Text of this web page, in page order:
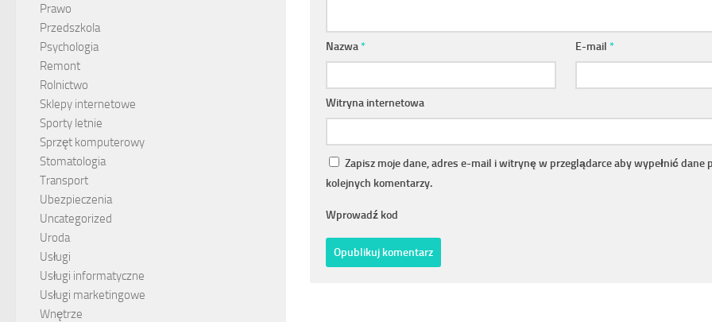
Nazwa* E-mail*
Witryna internetowa
Zapisz moje dane, adres e-mail i witrynę w przeglądarce aby wypełnić dane
kolejnych komentarzy.
Wprowadź kod
Prawo
Przedszkola
Psychologia
Remont
Rolnictwo
Sklepy internetowe
Sporty letnie
Sprzęt komputerowy
Stomatologia
Transport
Ubezpieczenia
Uncategorized
Uroda
Usługi
Usługi informatyczne
Usługi marketingowe
Wnętrze